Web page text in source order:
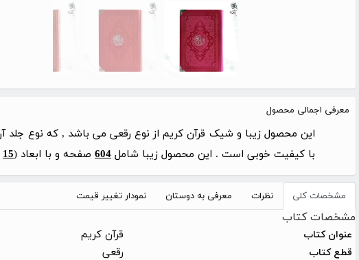
معرفی اجمالی محصول
این محصول زیبا و شیک قرآن کریم از نوع رقعی می باشد , که نوع
با کیفیت خوبی است . این محصول زیبا شامل 604 صفحه و با ابعاد (15
مشخصات کلی نظرات معرفی به دوستان نمودار تغییر قیمت
مشخصات کتاب
عنوان کتاب قرآن کریم
قطع کتاب رقعی